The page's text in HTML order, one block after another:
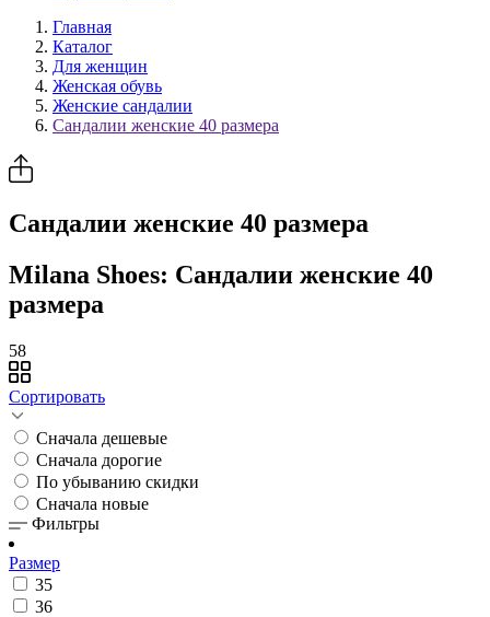
Главная
Каталог
Для женщин
Женская обувь
Женские сандалии
Сандалии женские 40 размера
Сандалии женские 40 размера
Milana Shoes: Сандалии женские 40
размера
58
Сортировать
Сначала дешевые
Сначала дорогие
По убыванию скидки
Сначала новые
Фильтры
Размер
35
36